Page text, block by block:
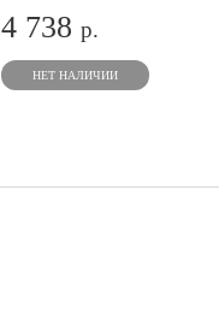
4 738р.
НЕТ НАЛИЧИИ